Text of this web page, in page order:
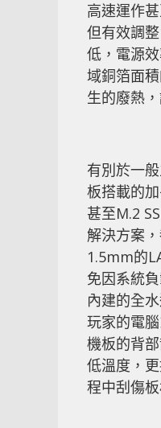
高速運作
但有效調
低，電源
域銅箔面
生的廢熱
有別於一
板搭載的
甚至M.2
解決方案
1.5mm的
免因系統
內建的全
玩家的電
機板的背
低溫度，
程中刮傷